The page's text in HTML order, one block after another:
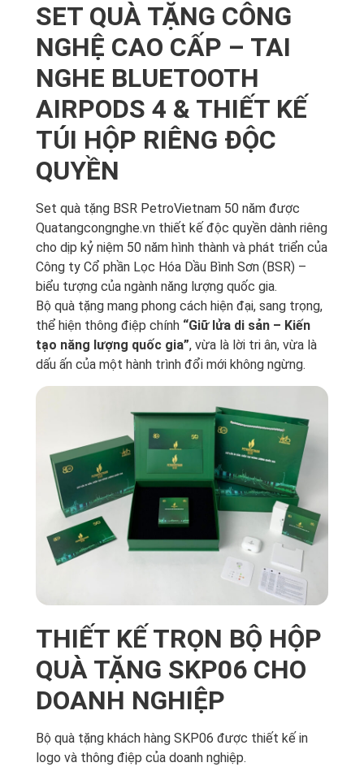
SET QUÀ TẶNG CÔNG
NGHỆ CAO CẤP – TAI
NGHE BLUETOOTH
AIRPODS 4 & THIẾT KẾ
TÚI HỘP RIÊNG ĐỘC
QUYỀN
Set quà tặng BSR PetroVietnam 50 năm được
Quatangcongnghe.vn thiết kế độc quyền dành riêng
cho dịp kỷ niệm 50 năm hình thành và phát triển của
Công ty Cổ phần Lọc Hóa Dầu Bình Sơn (BSR) –
biểu tượng của ngành năng lượng quốc gia.
Bộ quà tặng mang phong cách hiện đại, sang trọng,
thể hiện thông điệp chính “Giữ lửa di sản – Kiến
tạo năng lượng quốc gia”, vừa là lời tri ân, vừa là
dấu ấn của một hành trình đổi mới không ngừng.
THIẾT KẾ TRỌN BỘ HỘP
QUÀ TẶNG SKP06 CHO
DOANH NGHIỆP
Bộ quà tặng khách hàng SKP06 được thiết kế in
logo và thông điệp của doanh nghiệp.